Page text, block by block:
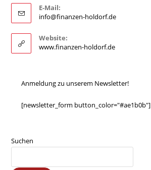
E-Mail:
info@finanzen-holdorf.de
Website:
www.finanzen-holdorf.de
Anmeldung zu unserem Newsletter!
[newsletter_form button_color="#ae1b0b"]
Suchen